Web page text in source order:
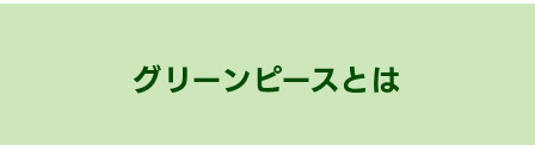
グリーンピースとは